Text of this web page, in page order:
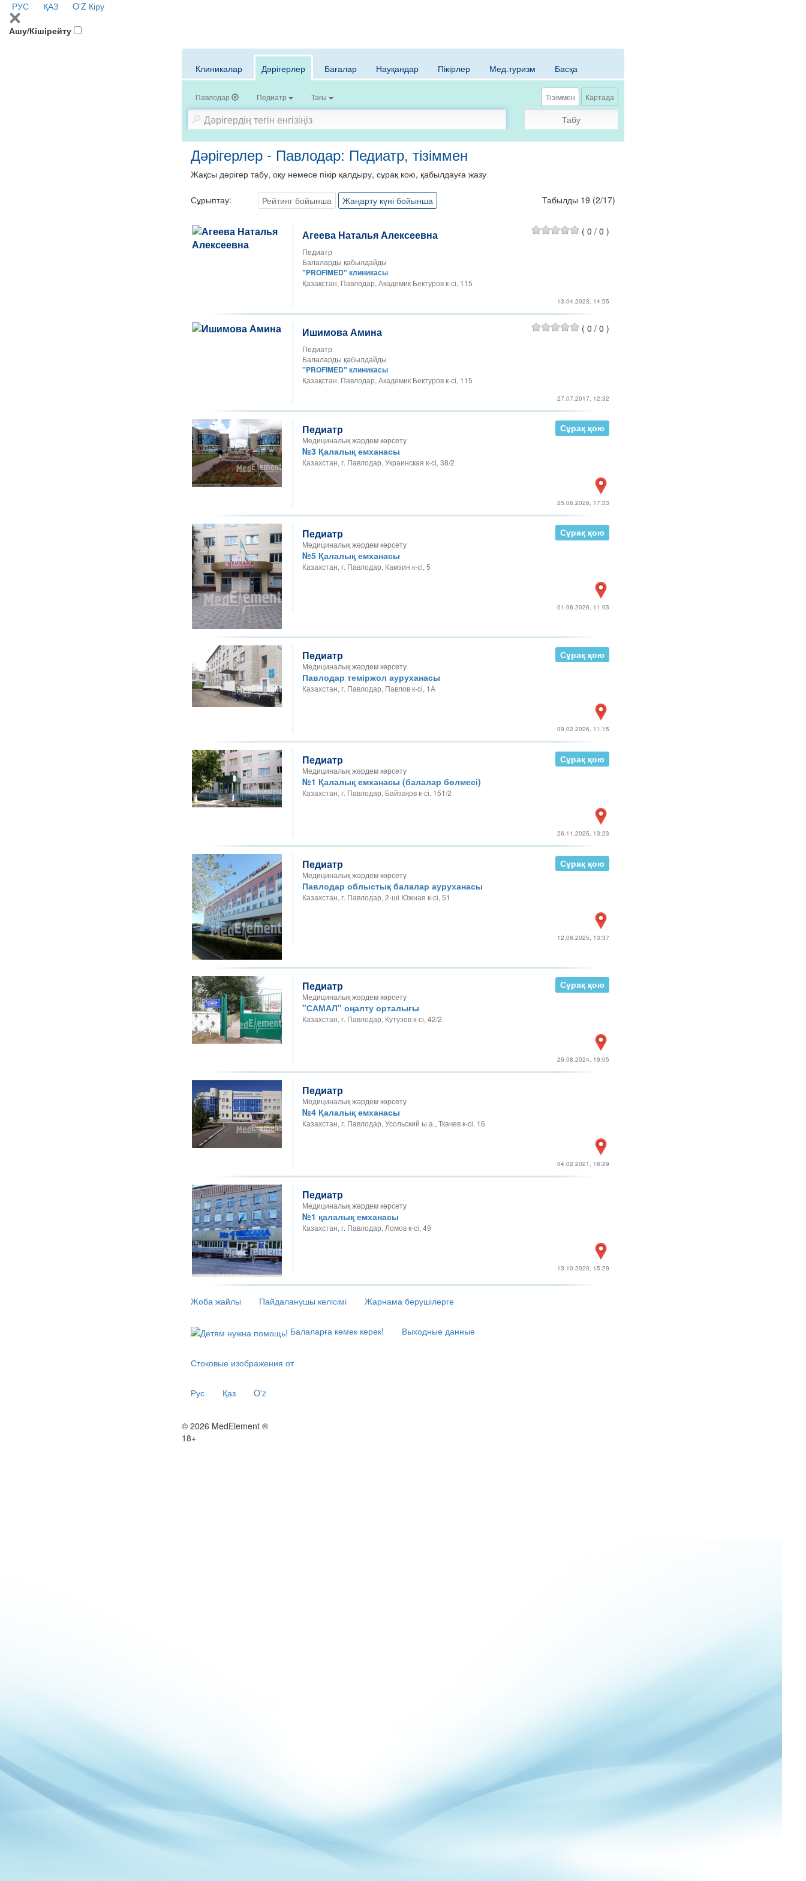
РУС ҚАЗ O'Z Кіру
Ашу/Кішірейту
Клиникалар Дәрігерлер Бағалар Науқандар Пікірлер Мед.туризм Басқа
Павлодар Педиатр Тағы Тізіммен Картада
Табу
Дәрігерлер - Павлодар: Педиатр, тізіммен
Жақсы дәрігер табу, оқу немесе пікір қалдыру, сұрақ кою, қабылдауға жазу
Сұрыптау: Рейтинг бойынша Жаңарту күні бойынша Табылды 19 (2/17)
Агеева Наталья Алексеевна
Педиатр
Балаларды қабылдайды
"PROFIMED" клиникасы
Қазақстан, Павлодар, Академик Бектуров к-сі, 115
( 0 / 0 )
13.04.2023, 14:55
Ишимова Амина
Педиатр
Балаларды қабылдайды
"PROFIMED" клиникасы
Қазақстан, Павлодар, Академик Бектуров к-сі, 115
( 0 / 0 )
27.07.2017, 12:32
Педиатр
Медициналық жәрдем көрсету
№3 Қалалық емханасы
Казахстан, г. Павлодар, Украинская к-сі, 38/2
Сұрақ қою
25.06.2026, 17:33
Педиатр
Медициналық жәрдем көрсету
№5 Қалалық емханасы
Казахстан, г. Павлодар, Камзин к-сі, 5
Сұрақ қою
01.06.2026, 11:03
Педиатр
Медициналық жәрдем көрсету
Павлодар теміржол ауруханасы
Казахстан, г. Павлодар, Павлов к-сі, 1А
Сұрақ қою
09.02.2026, 11:15
Педиатр
Медициналық жәрдем көрсету
№1 Қалалық емханасы (балалар бөлмесі)
Казахстан, г. Павлодар, Байзақов к-сі, 151/2
Сұрақ қою
26.11.2025, 13:23
Педиатр
Медициналық жәрдем көрсету
Павлодар облыстық балалар ауруханасы
Казахстан, г. Павлодар, 2-ші Южная к-сі, 51
Сұрақ қою
12.08.2025, 13:37
Педиатр
Медициналық жәрдем көрсету
"САМАЛ" оңалту орталығы
Казахстан, г. Павлодар, Кутузов к-сі, 42/2
Сұрақ қою
29.08.2024, 19:05
Педиатр
Медициналық жәрдем көрсету
№4 Қалалық емханасы
Казахстан, г. Павлодар, Усольский ы.а., Ткачев к-сі, 16
04.02.2021, 18:29
Педиатр
Медициналық жәрдем көрсету
№1 қалалық емханасы
Казахстан, г. Павлодар, Ломов к-сі, 49
13.10.2020, 15:29
Жоба жайлы Пайдаланушы келісімі Жарнама берушілерге
Балаларға көмек керек! Выходные данные
Стоковые изображения от
Рус Қаз O'z
© 2026 MedElement ®
18+